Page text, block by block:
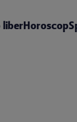
liberHoroscop